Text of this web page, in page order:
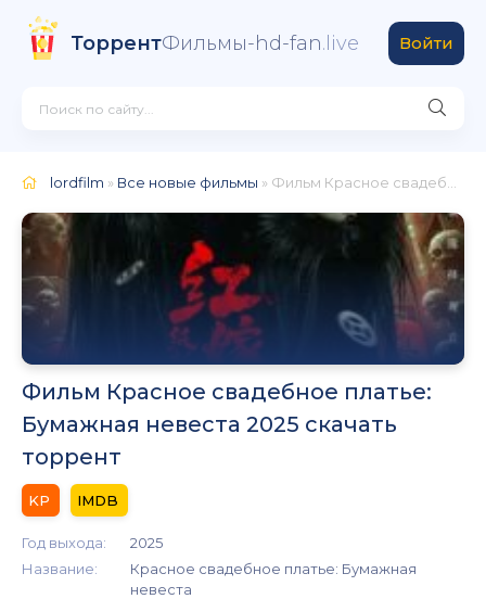
ТоррентФильмы-hd-fan.live Войти
lordfilm » Все новые фильмы » Фильм Красное свадебное платье: Бумажная невеста 2025
Фильм Красное свадебное платье:
Бумажная невеста 2025 скачать
торрент
Год выхода:
2025
Название:
Красное свадебное платье: Бумажная
невеста